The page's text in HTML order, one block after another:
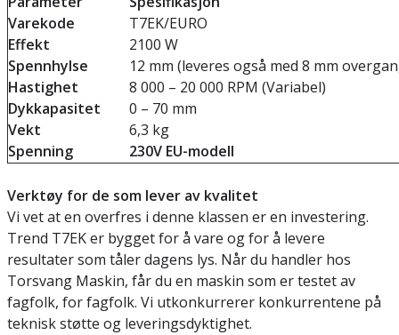
Varekode
T7EK/EURO
Effekt
2100 W
Spennhylse
12 mm (leveres også med 8 mm
Hastighet
8 000 – 20 000 RPM (Variabel)
Dykkapasitet
0 – 70 mm
Vekt
6,3 kg
Spenning
230V EU-modell
Verktøy for de som lever av kvalitet
Vi vet at en overfres i denne klassen er en investering.
Trend T7EK er bygget for å vare og for å levere
resultater som tåler dagens lys. Når du handler hos
Torsvang Maskin, får du en maskin som er testet av
fagfolk, for fagfolk. Vi utkonkurrerer konkurrentene på
teknisk støtte og leveringsdyktighet.